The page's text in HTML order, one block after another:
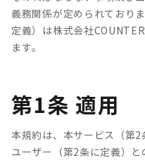
本規約は、本サービス（第
ユーザー（第2条に定義）
第1条 適用
義務関係が定められており
定義）は株式会社
ます。